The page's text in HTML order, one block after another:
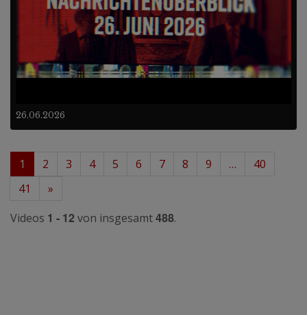
26.06.2026
1 2 3 4 5 6 7 8 9 …
40
41
»
Videos 1 - 12 von insgesamt488.